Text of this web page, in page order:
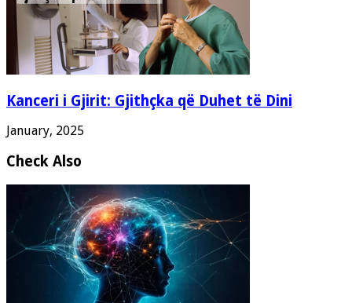
Kanceri i Gjirit: Gjithçka që Duhet të Dini
January, 2025
Check Also